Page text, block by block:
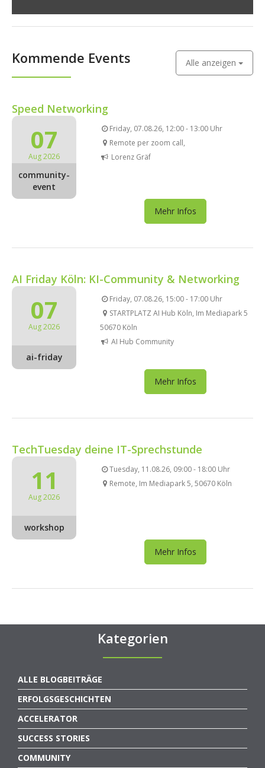
Kommende Events Alle anzeigen
Speed Networking
07
Aug 2026
community-
event
Friday, 07.08.26, 12:00 - 13:00 Uhr
Remote per zoom call,
Lorenz Gräf
Mehr Infos
AI Friday Köln: KI-Community & Networking
07
Aug 2026
ai-friday
Friday, 07.08.26, 15:00 - 17:00 Uhr
STARTPLATZ AI Hub Köln, Im Mediapark 5
50670 Köln
AI Hub Community
Mehr Infos
TechTuesday deine IT-Sprechstunde
11
Aug 2026
workshop
Tuesday, 11.08.26, 09:00 - 18:00 Uhr
Remote, Im Mediapark 5, 50670 Köln
Mehr Infos
Kategorien
ALLE BLOGBEITRÄGE
ERFOLGSGESCHICHTEN
ACCELERATOR
SUCCESS STORIES
COMMUNITY